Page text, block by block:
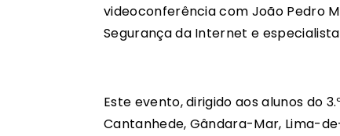
videoconferência com João Pedro
Segurança da Internet e
Este evento, dirigido aos alunos do
Cantanhede, Gândara-Mar, Lima-